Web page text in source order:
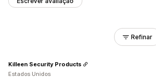
Refinar
Killeen Security Products
Estados Unidos